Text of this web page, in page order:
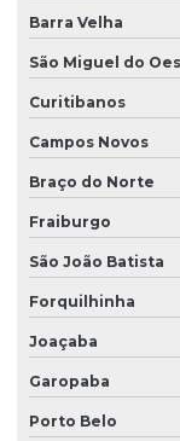
Projeto estrutural de
Projeto estrutural
Projeto estrutural de
Projeto estrutural
Projeto estrutural
Projeto estrutural
Projeto estrutural em
Projeto estrutural de
Barra Velha
São Miguel do
Curitibanos
Campos Novos
Braço do Norte
Fraiburgo
São João Batista
Forquilhinha
Joaçaba
Garopaba
Porto Belo